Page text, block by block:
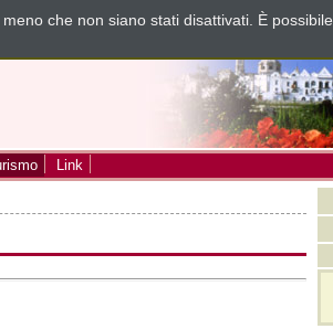
Link
meno che non siano stati disattivati. È possibile